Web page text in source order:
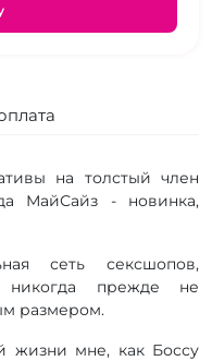
на толстый член
МайСайз - новинка,
сеть сексшопов,
прежде не
размером.
жизни мне, как Боссу